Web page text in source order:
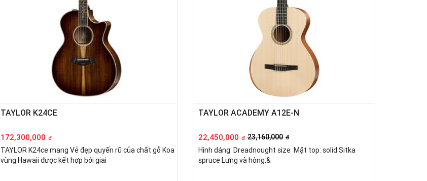
TAYLOR K24CE
172,300,000 đ
TAYLOR K24ce mang Vẻ đẹp quyến rũ của chất gỗ Koa
vùng Hawaii được kết hợp bởi giai
TAYLOR ACADEMY A12E-N
22,450,000 đ 23,160,000 đ
Hình dáng: Dreadnought size Mặt top: solid Sitka
spruce Lưng và hông:&